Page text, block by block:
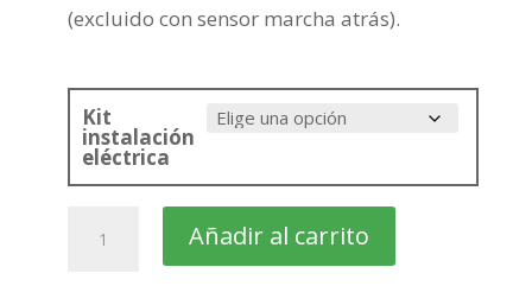
(excluido con sensor marcha atrás).
Kit
instalación
eléctrica
Megane
Añadir al carrito